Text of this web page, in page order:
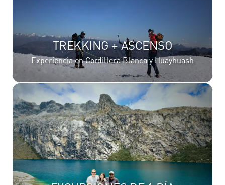
TREKKING + ASCENSO
Experiencia en Cordillera Blanca y Huayhuash